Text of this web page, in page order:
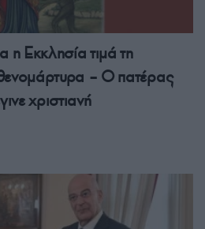
Εκκλησία τιμά τη
– Ο πατέρας
χριστιανή